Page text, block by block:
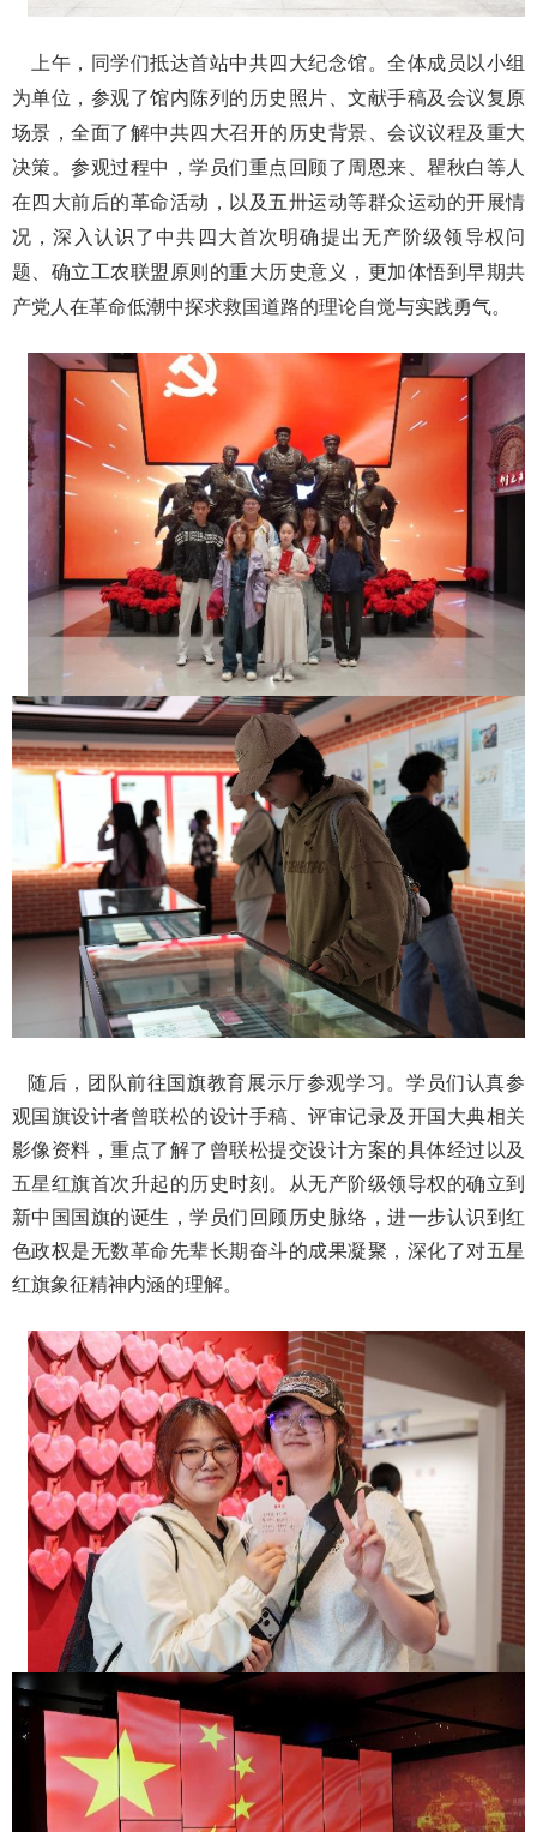
上午，同学们抵达首站中共四大纪念馆。全体成员以小组
为单位，参观了馆内陈列的历史照片、文献手稿及会议复原
场景，全面了解中共四大召开的历史背景、会议议程及重大
决策。参观过程中，学员们重点回顾了周恩来、瞿秋白等人
在四大前后的革命活动，以及五卅运动等群众运动的开展情
况，深入认识了中共四大首次明确提出无产阶级领导权问
题、确立工农联盟原则的重大历史意义，更加体悟到早期共
产党人在革命低潮中探求救国道路的理论自觉与实践勇气。
随后，团队前往国旗教育展示厅参观学习。学员们认真参
观国旗设计者曾联松的设计手稿、评审记录及开国大典相关
影像资料，重点了解了曾联松提交设计方案的具体经过以及
五星红旗首次升起的历史时刻。从无产阶级领导权的确立到
新中国国旗的诞生，学员们回顾历史脉络，进一步认识到红
色政权是无数革命先辈长期奋斗的成果凝聚，深化了对五星
红旗象征精神内涵的理解。